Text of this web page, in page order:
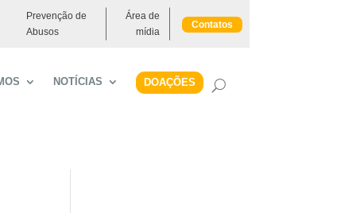
Prevenção de
Abusos
Área de
mídia
Contatos
NOTÍCIAS DOAÇÕES